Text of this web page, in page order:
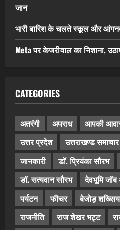
जान
भारी बारिश के चलते स्कूल और
Meta पर केजरीवाल का निशाना,
CATEGORIES
अतरंगी अपराध आपकी
उत्तर प्रदेश
उत्तराखण्ड समाचार
जानकारी
डॉ. प्रियंका सौरभ
डॉ. सत्यवान सौरभ
देवभूमि जॉब
पर्यटन
फीचर बेजोड़
राजनीति
राज शेखर भट्ट